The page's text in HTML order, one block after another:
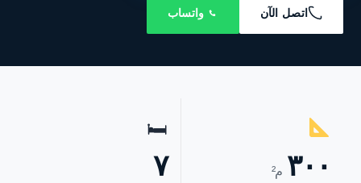
اتصل الآن واتساب
٣٠٠ م²
🛏
٧